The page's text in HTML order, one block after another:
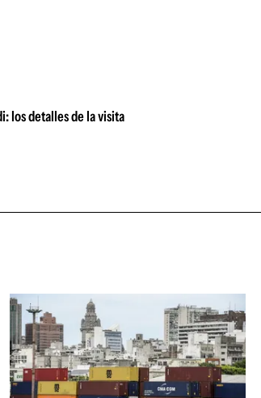
los detalles de la visita